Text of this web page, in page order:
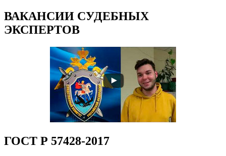
ВАКАНСИИ СУДЕБНЫХ
ЭКСПЕРТОВ
ГОСТ Р 57428-2017